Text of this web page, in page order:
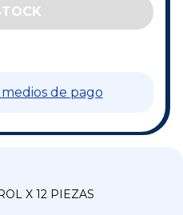
de pago
X 12 PIEZAS